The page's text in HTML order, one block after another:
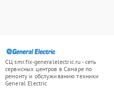
СЦ smr.fix-generalelectric.ru - сеть
сервисных центров в Самаре по
ремонту и обслуживанию техники
General Electric